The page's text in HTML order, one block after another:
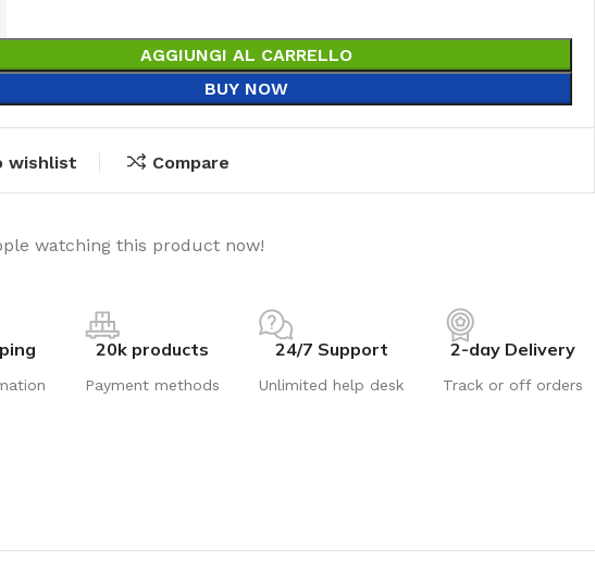
AGGIUNGI AL CARRELLO
BUY NOW
wishlist Compare
watching this product now!
20k products
Payment methods
24/7 Support
Unlimited help desk
2-day Delivery
Track or off orders